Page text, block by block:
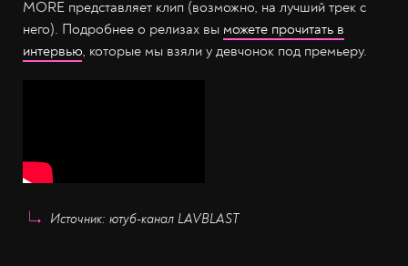
MORE представляет клип (возможно, на лучший трек с
него). Подробнее о релизах вы можете прочитать в
интервью, которые мы взяли у девчонок под премьеру.
Источник: ютуб-канал LAVBLAST